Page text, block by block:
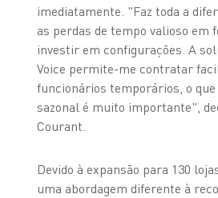
imediatamente. "Faz toda a
as perdas de tempo valioso em
investir em configurações. A
Voice permite-me contratar
funcionários temporários, o
sazonal é muito importante",
Courant.
Devido à expansão para 130
uma abordagem diferente à